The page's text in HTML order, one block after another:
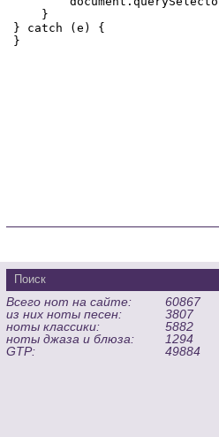
Всего нот на сайте:
60867
из них ноты песен:
3807
ноты классики:
5882
ноты джаза и блюза:
1294
GTP:
49884